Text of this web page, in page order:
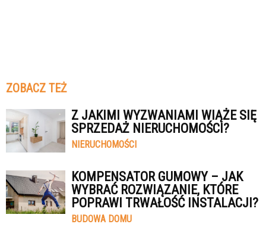
ZOBACZ TEŻ
Z JAKIMI WYZWANIAMI WIĄŻE SIĘ
SPRZEDAŻ NIERUCHOMOŚCI?
NIERUCHOMOŚCI
KOMPENSATOR GUMOWY – JAK
WYBRAĆ ROZWIĄZANIE, KTÓRE
POPRAWI TRWAŁOŚĆ INSTALACJI?
BUDOWA DOMU